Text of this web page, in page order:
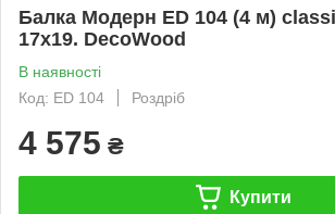
Балка Модерн ED 104 (4 м)
17х19. DecoWood
В наявності
Код: ED 104
Роздріб
4 575 ₴
Купити